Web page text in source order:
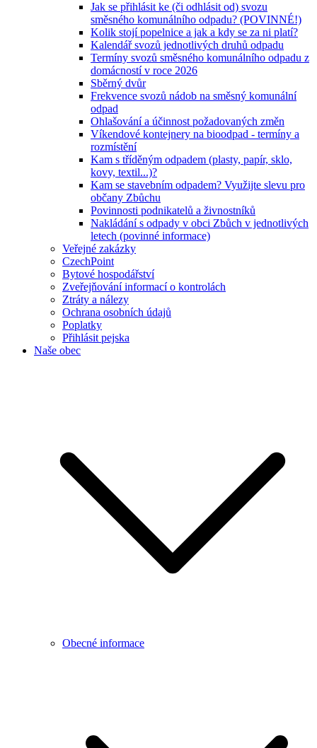
Jak se přihlásit ke (či odhlásit od) svozu
směsného komunálního odpadu? (POVINNÉ!)
Kolik stojí popelnice a jak a kdy se za ni platí?
Kalendář svozů jednotlivých druhů odpadu
Termíny svozů směsného komunálního odpadu z
domácností v roce 2026
Sběrný dvůr
Frekvence svozů nádob na směsný komunální
odpad
Ohlašování a účinnost požadovaných změn
Víkendové kontejnery na bioodpad - termíny a
rozmístění
Kam s tříděným odpadem (plasty, papír, sklo,
kovy, textil...)?
Kam se stavebním odpadem? Využijte slevu pro
občany Zbůchu
Povinnosti podnikatelů a živnostníků
Nakládání s odpady v obci Zbůch v jednotlivých
letech (povinné informace)
Veřejné zakázky
CzechPoint
Bytové hospodářství
Zveřejňování informací o kontrolách
Ztráty a nálezy
Ochrana osobních údajů
Poplatky
Přihlásit pejska
Naše obec
Obecné informace